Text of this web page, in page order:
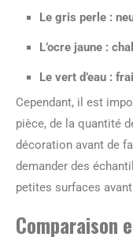
Le gris perle :
L’ocre jaune :
Le vert d’eau :
Cependant, il est
pièce, de la quantité
décoration avant de
demander des
petites surfaces
Comparaison